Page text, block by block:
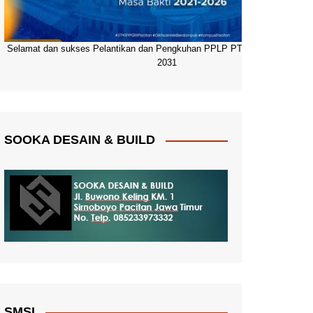
Selamat dan sukses Pelantikan dan Pengkuhan PPLP PT PGRI Pacitan
2031
SOOKA DESAIN & BUILD